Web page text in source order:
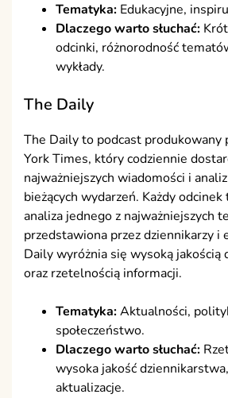
Tematyka: Edukacyjne,
Dlaczego warto słuchać:
odcinki, różnorodność
wykłady.
The Daily
The Daily to podcast produkowany
York Times, który codziennie
najważniejszych wiadomości i
bieżących wydarzeń. Każdy odcinek
analiza jednego z najważniejszych
przedstawiona przez dziennikarzy i
Daily wyróżnia się wysoką jakością
oraz rzetelnością informacji.
Tematyka:Aktualności,
społeczeństwo.
Dlaczego warto słuchać:
wysoka jakość
aktualizacje.